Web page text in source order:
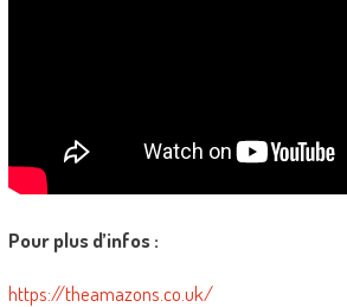
Pour plus d’infos :
https://theamazons.co.uk/